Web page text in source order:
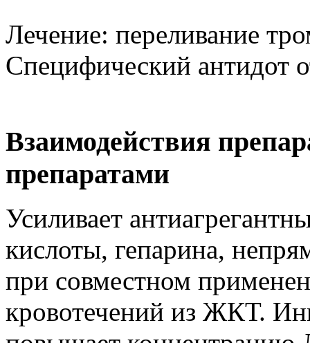
Лечение: переливание
Специфический антидот
Взаимодействия
препаратами
Усиливает
кислоты, гепарина,
при совместном
кровотечений из ЖКТ.